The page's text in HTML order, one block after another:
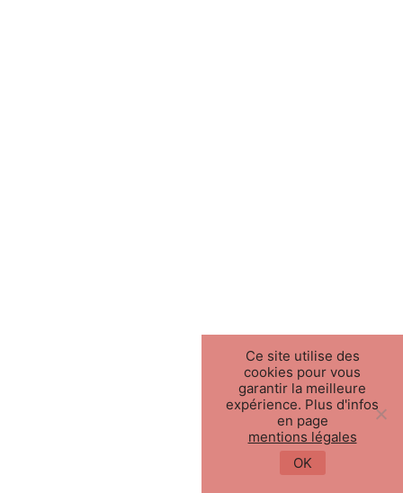
Ce site utilise des
cookies pour vous
garantir la meilleure
expérience. Plus d'infos
en page
mentions légales
OK